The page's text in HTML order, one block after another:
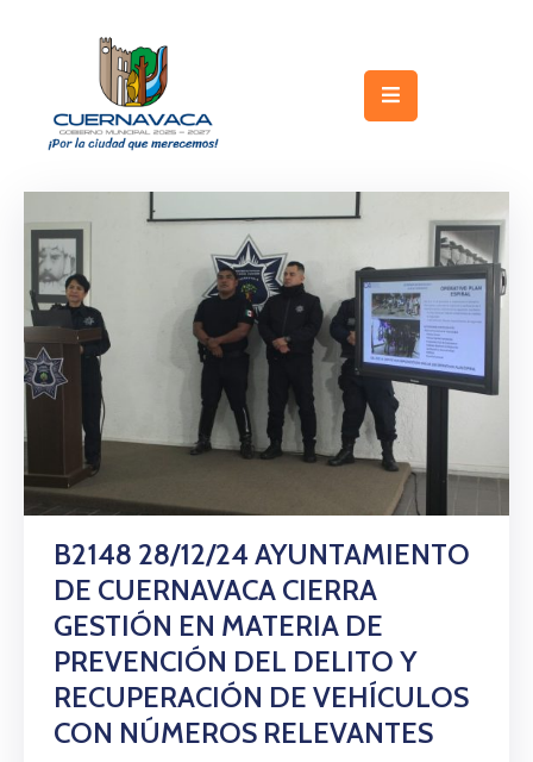
Gobierno
Trámites
Servicios
Licitaciones
Transparencia
Directorio
B2148 28/12/24 AYUNTAMIENTO
DE CUERNAVACA CIERRA
GESTIÓN EN MATERIA DE
PREVENCIÓN DEL DELITO Y
RECUPERACIÓN DE VEHÍCULOS
CON NÚMEROS RELEVANTES